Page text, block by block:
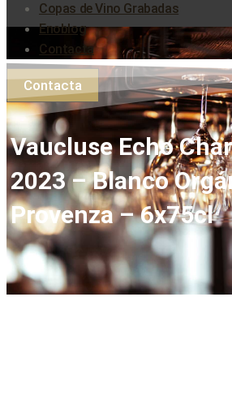
Copas de Vino Grabadas
Enoblog
Contacta
Contacta
Vaucluse Echo
2023 – Blanco
Provenza – 6x75cl